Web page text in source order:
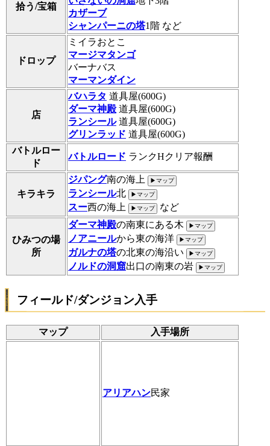
拾う/宝箱
カザーブ
シャンパーニの塔1階 など
ドロップ
ミイラおとこ
マージマタンゴ
バーナバス
マーマンダイン
店
バハラタ 道具屋(600G)
ダーマ神殿道具屋(600G)
ランシール道具屋(600G)
グリンラッド 道具屋(600G)
バトルロー
ド
バトルロード ランクHクリア報酬
キラキラ
ジパング南の海上 ▶マップ
ランシール北 ▶マップ
スー西の海上 ▶マップ など
ひみつの場
所
ダーマ神殿の南東にある木 ▶マップ
ノアニールから東の海洋 ▶マップ
ガルナの塔の北東の海沿い ▶マップ
ノルドの洞窟出口の南東の岩 ▶マップ
フィールド/ダンジョン入手
マップ 入手場所
アリアハン民家